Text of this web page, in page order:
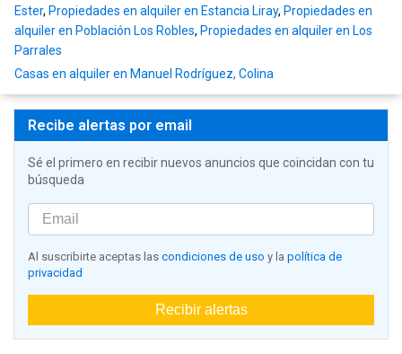
Ester, Propiedades en alquiler en Estancia Liray, Propiedades en
alquiler en Población Los Robles, Propiedades en alquiler en Los
Parrales
Casas en alquiler en Manuel Rodríguez, Colina
Recibe alertas por email
Sé el primero en recibir nuevos anuncios que coincidan con tu
búsqueda
Al suscribirte aceptas las condiciones de uso y la política de
privacidad
Recibir alertas